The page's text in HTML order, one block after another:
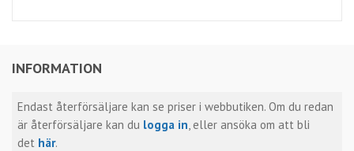
INFORMATION
Endast återförsäljare kan se priser i webbutiken. Om du redan
är återförsäljare kan du logga in, eller ansöka om att bli
det här.